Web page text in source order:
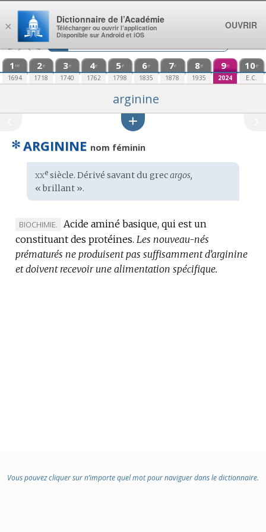
Aller au contenu
1 re
1694
2e
1718
3e
1740
4e
1762
5e
1798
6e
1835
7e
1878
8e
1935
9e
2024
10e
E.C.
arginine
✻ ARGININE nom féminin
Étymologie
:
xxesiècle. Dérivé savant du grecargos,
« brillant ».
MARQUE
DE
DOMAINE
:
BIOCHIMIE.
Acide aminé basique, qui est un
constituant des protéines. Les nouveau-nés
prématurés ne produisent pas suffisamment d’arginine
et doivent recevoir une alimentation spécifique.
Vous pouvez cliquer sur n’importe quel mot pour naviguer dans le dictionnaire.
×
Dictionnaire de l’Académie
Télécharger ou ouvrir l’application
Disponible sur Android et iOS
OUVRIR